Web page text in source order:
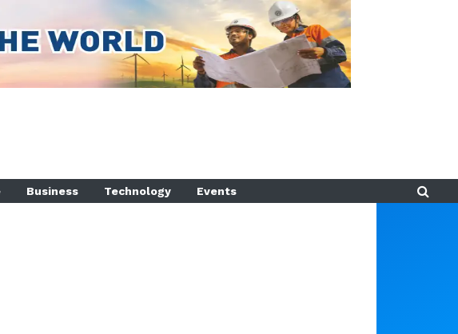
Business Technology Events